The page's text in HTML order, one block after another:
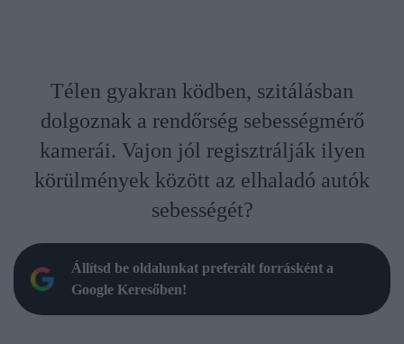
Télen gyakran ködben, szitálásban
dolgoznak a rendőrség sebességmérő
kamerái. Vajon jól regisztrálják ilyen
körülmények között az elhaladó autók
sebességét?
Állítsd be oldalunkat preferált forrásként a
Google Keresőben!